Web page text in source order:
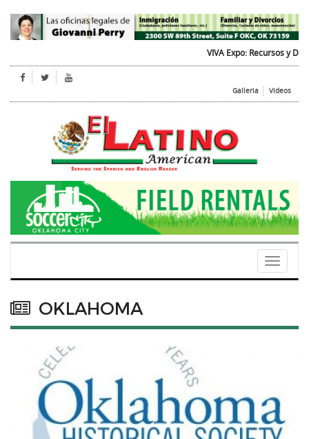
VIVA Expo: Recursos y
Galleria Videos
Toggle
OKLAHOMA